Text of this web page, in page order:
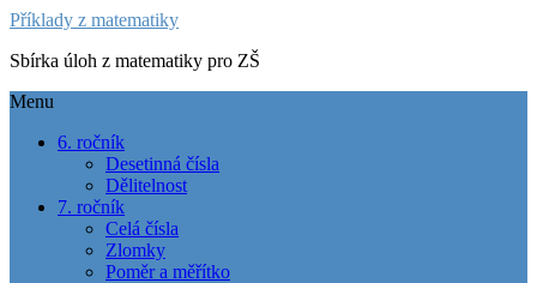
Příklady z matematiky
Sbírka úloh z matematiky pro ZŠ
Menu
6. ročník
Desetinná čísla
Dělitelnost
7. ročník
Celá čísla
Zlomky
Poměr a měřítko